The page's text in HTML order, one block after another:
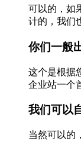
可以的，如
计的，我们
你们一般
这个是根据
企业站一个
我们可以
当然可以的